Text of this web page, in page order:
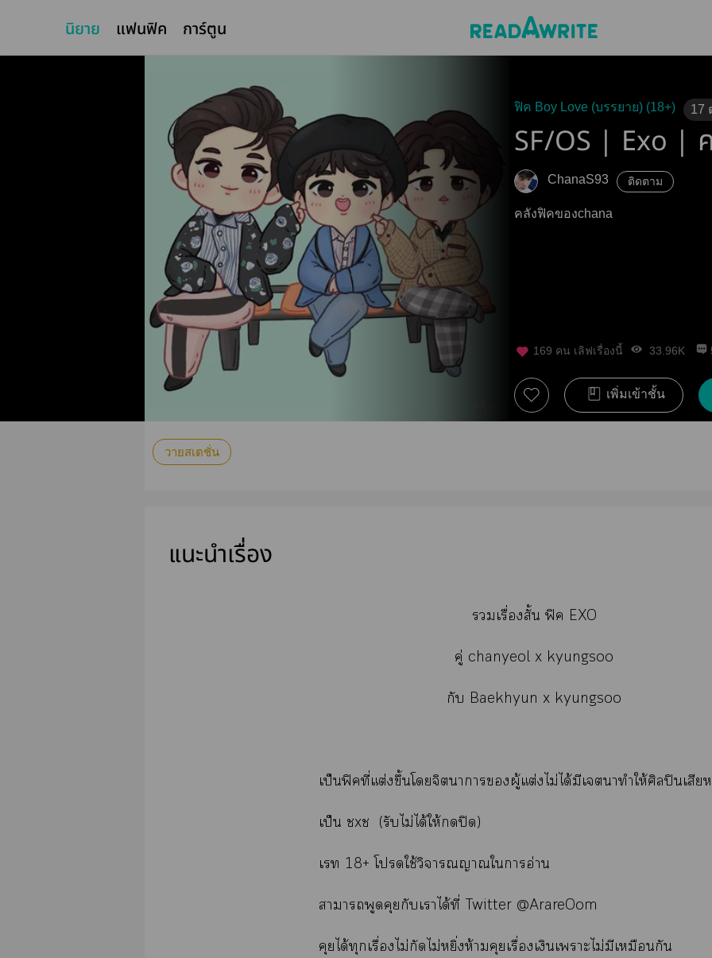
นิยาย แฟนฟิค การ์ตูน
ฟิค Boy Love (บรรยาย) (18+) 17
SF/OS | Exo |
ChanaS93 ติดตาม
คลังฟิคของchana
169 คน เลิฟเรื่องนี้ 33.96K
เพิ่มเข้าชั้น
วายสเตชั่น
แนะนำเรื่อง
เรื่องสั้น ฟิค EXO
คู่ chanyeol x kyungsoo
กับ Baekhyun x kyungsoo
เป็นฟิคที่แต่งขึ้นโจิตาารผู้แต่งไม่ได้มีเาทำให้ศิลปินเสีย
เป็น ชxช (รับไม่ได้ให้ปิด)
เ 18+ โใช้วิจารณญาณใาอ่าน
าาพูดคุยกับเาได้ที่ Twitter @ArareOom
คุยได้ทุกเรื่องไม่กัดไม่หยิ่งห้ามคุยเรื่องเงินเาะไม่มีเหมือนกัน